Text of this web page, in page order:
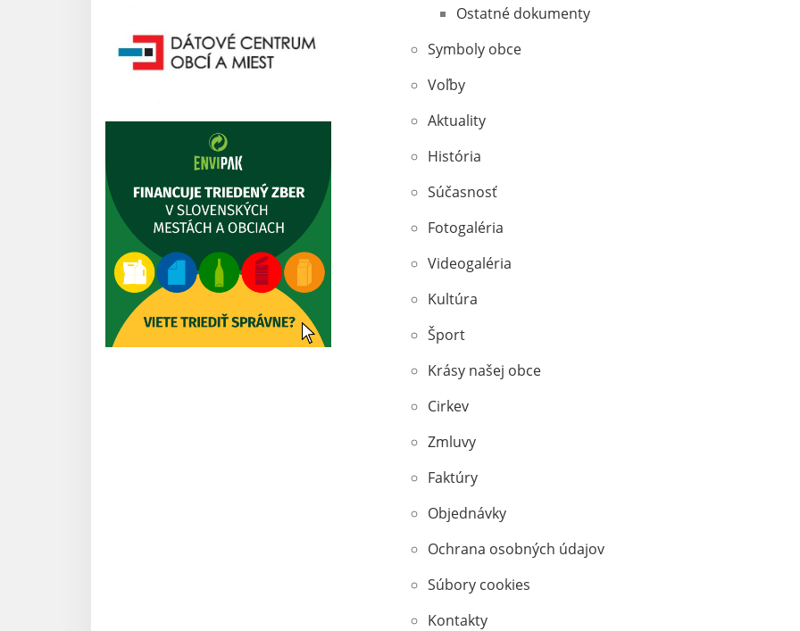
Ostatné dokumenty
Symboly obce
Voľby
Aktuality
História
Súčasnosť
Fotogaléria
Videogaléria
Kultúra
Šport
Krásy našej obce
Cirkev
Zmluvy
Faktúry
Objednávky
Ochrana osobných údajov
Súbory cookies
Kontakty